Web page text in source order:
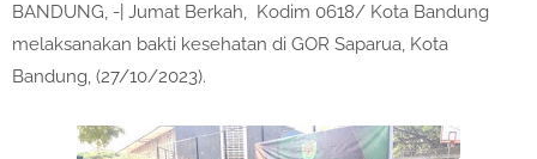
BANDUNG, -| Jumat Berkah, Kodim 0618/ Kota Bandung
melaksanakan bakti kesehatan di GOR Saparua, Kota
Bandung, (27/10/2023).